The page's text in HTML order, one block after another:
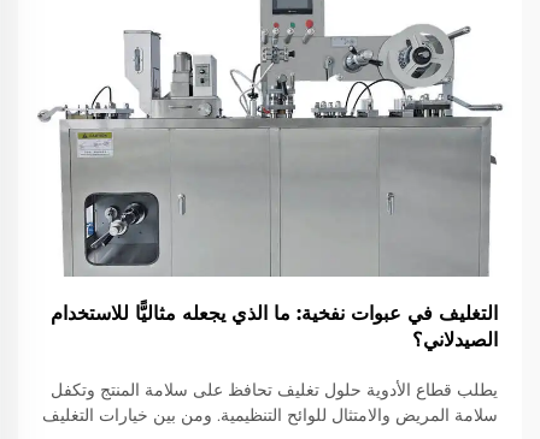
التغليف في عبوات نفخية: ما الذي يجعله مثاليًّا للاستخدام
الصيدلاني؟
يطلب قطاع الأدوية حلول تغليف تحافظ على سلامة المنتج وتكفل
سلامة المريض والامتثال للوائح التنظيمية. ومن بين خيارات التغليف